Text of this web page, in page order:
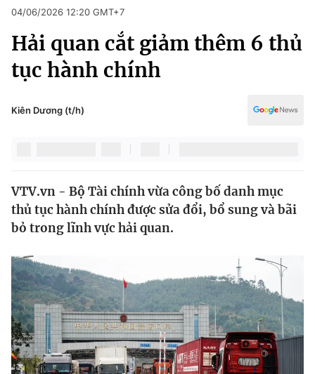
Chuyên mục
Chính trị
Thế giới
Tin tức
Thế giới đó đây
Câu chuyện quốc tế
Kinh tế
Tài chính
Thị trường
Góc doanh nghiệp
Dữ liệu và đời sống
Truyền hình
Pháp luật
Kinh tế
Thể thao
Truyền hình
Y tế
04/06/2026 12:20 GMT+7
Hải quan cắt giảm thêm 6 thủ
tục hành chính
Kiên Dương (t/h)
VTV.vn - Bộ Tài chính vừa công bố danh mục
thủ tục hành chính được sửa đổi, bổ sung và bãi
bỏ trong lĩnh vực hải quan.